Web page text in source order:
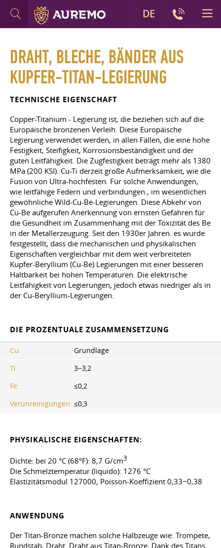
DRAHT, BLECHE, BÄNDER AUS
KUPFER-TITAN-LEGIERUNG
TECHNISCHE EIGENSCHAFT
Copper-Titanium - Legierung ist, die beziehen sich auf die
Europäische bronzenen Verleih. Diese Europäische
Legierung verwendet werden, in allen Fällen, die eine hohe
Festigkeit, Steifigkeit, Korrosionsbeständigkeit und der
guten Leitfähigkeit. Die Zugfestigkeit beträgt mehr als 1380
MPa (200 KSI). Cu-Ti derzeit große Aufmerksamkeit, wie die
Fusion von Ultra-hochfesten. Für solche Anwendungen,
wie leitfähige Federn und verbindungen., im wesentlichen
gewöhnliche Wild-Cu-Be-Legierungen. Diese Abkehr von
Cu-Be aufgerufen Anerkennung von ernsten Gefahren für
die Gesundheit im Zusammenhang mit der Toxizität des Be
in der Metallerzeugung. Seit den 1930er Jahren. es wurde
festgestellt, dass die mechanischen und physikalischen
Eigenschaften vergleichbar mit dem weit verbreiteten
Kupfer-Beryllium (Cu-Be) Legierungen mit einer besseren
Haltbarkeit bei hohen Temperaturen. Die elektrische
Leitfähigkeit von Legierungen, jedoch etwas niedriger als in
der Cu-Beryllium-Legierungen.
DIE PROZENTUALE ZUSAMMENSETZUNG
Cu:
Grundlage
Ti:
3−3,2
Fe:
≤0,2
Verunreinigungen: ≤0,3
PHYSIKALISCHE EIGENSCHAFTEN:
Dichte: bei 20 °C (68°F): 8,7 G/cm3
Die Schmelztemperatur (liquido): 1276 °C
Elastizitätsmodul 127000, Poisson-Koeffizient 0,33−0,38
ANWENDUNG
Der Titan-Bronze machen solche Halbzeuge wie: Trompete,
Rundstab, Draht. Draht aus Titan-Bronze, Dank des Titans,
DE